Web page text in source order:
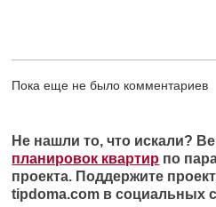
Пока еще не было комментариев
Не нашли то, что искали?
планировок квартир по
проекта. Поддержите
tipdoma.com в социальных